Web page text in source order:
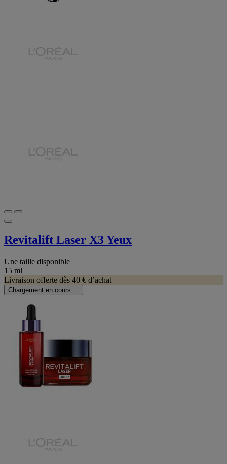
Revitalift Laser X3 Yeux
Une taille disponible
15 ml
Livraison offerte dès 40 € d’achat
Chargement en cours ...